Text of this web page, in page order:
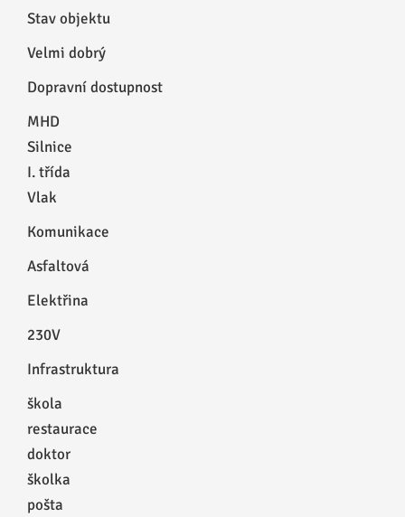
Stav objektu
Velmi dobrý
Dopravní dostupnost
MHD
Silnice
I. třída
Vlak
Komunikace
Asfaltová
Elektřina
230V
Infrastruktura
škola
restaurace
doktor
školka
pošta